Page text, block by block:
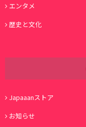
エンタメ
歴史と文化
Japaaanストア
お知らせ